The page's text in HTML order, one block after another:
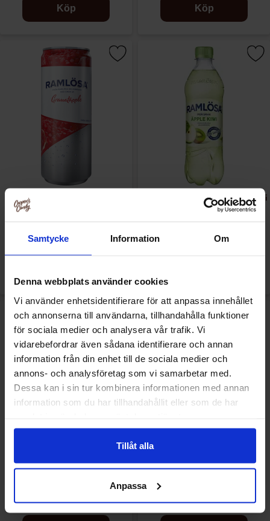
Samtycke Information Om
Denna webbplats använder cookies
Vi använder enhetsidentifierare för att anpassa innehållet
och annonserna till användarna, tillhandahålla funktioner
för sociala medier och analysera vår trafik. Vi
vidarebefordrar även sådana identifierare och annan
information från din enhet till de sociala medier och
annons- och analysföretag som vi samarbetar med.
Dessa kan i sin tur kombinera informationen med annan
information som du har tillhandahållit eller som de har
Tillåt alla
Anpassa
Köp Köp
Ramlösa Granatäpple 33cl
11.90 kr/st
Ramlösa Mer Smak Äpple Kiwi
50cl
18.90 kr/st
11.90 kr/st 10.31 kr/st